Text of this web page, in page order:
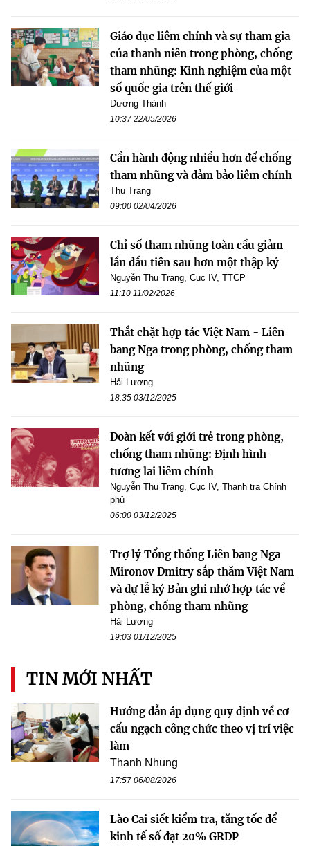
Giáo dục liêm chính và sự tham gia
của thanh niên trong phòng, chống
tham nhũng: Kinh nghiệm của một
số quốc gia trên thế giới
Dương Thành
10:37 22/05/2026
Cần hành động nhiều hơn để chống
tham nhũng và đảm bảo liêm chính
Thu Trang
09:00 02/04/2026
Chỉ số tham nhũng toàn cầu giảm
lần đầu tiên sau hơn một thập kỷ
Nguyễn Thu Trang, Cục IV, TTCP
11:10 11/02/2026
Thắt chặt hợp tác Việt Nam - Liên
bang Nga trong phòng, chống tham
nhũng
Hải Lương
18:35 03/12/2025
Đoàn kết với giới trẻ trong phòng,
chống tham nhũng: Định hình
tương lai liêm chính
Nguyễn Thu Trang, Cục IV, Thanh tra Chính
phủ
06:00 03/12/2025
Trợ lý Tổng thống Liên bang Nga
Mironov Dmitry sắp thăm Việt Nam
và dự lễ ký Bản ghi nhớ hợp tác về
phòng, chống tham nhũng
Hải Lương
19:03 01/12/2025
TIN MỚI NHẤT
Hướng dẫn áp dụng quy định về cơ
cấu ngạch công chức theo vị trí việc
làm
Thanh Nhung
17:57 06/08/2026
Lào Cai siết kiểm tra, tăng tốc để
kinh tế số đạt 20% GRDP